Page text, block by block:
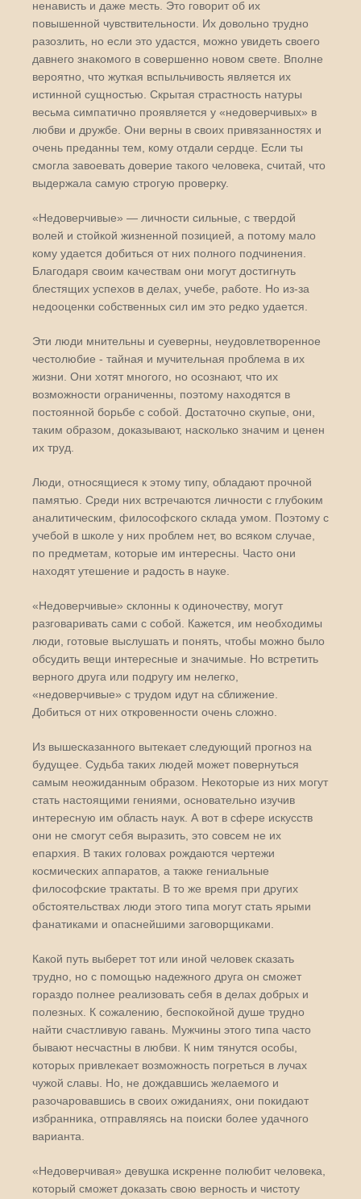
ненависть и даже месть. Это говорит об их
повышенной чувствительности. Их довольно трудно
разозлить, но если это удастся, можно увидеть своего
давнего знакомого в совершенно новом свете. Вполне
вероятно, что жуткая вспыльчивость является их
истинной сущностью. Скрытая страстность натуры
весьма симпатично проявляется у «недоверчивых» в
любви и дружбе. Они верны в своих привязанностях и
очень преданны тем, кому отдали сердце. Если ты
смогла завоевать доверие такого человека, считай, что
выдержала самую строгую проверку.
«Недоверчивые» — личности сильные, с твердой
волей и стойкой жизненной позицией, а потому мало
кому удается добиться от них полного подчинения.
Благодаря своим качествам они могут достигнуть
блестящих успехов в делах, учебе, работе. Но из-за
недооценки собственных сил им это редко удается.
Эти люди мнительны и суеверны, неудовлетворенное
честолюбие - тайная и мучительная проблема в их
жизни. Они хотят многого, но осознают, что их
возможности ограниченны, поэтому находятся в
постоянной борьбе с собой. Достаточно скупые, они,
таким образом, доказывают, насколько значим и ценен
их труд.
Люди, относящиеся к этому типу, обладают прочной
памятью. Среди них встречаются личности с глубоким
аналитическим, философского склада умом. Поэтому с
учебой в школе у них проблем нет, во всяком случае,
по предметам, которые им интересны. Часто они
находят утешение и радость в науке.
«Недоверчивые» склонны к одиночеству, могут
разговаривать сами с собой. Кажется, им необходимы
люди, готовые выслушать и понять, чтобы можно было
обсудить вещи интересные и значимые. Но встретить
верного друга или подругу им нелегко,
«недоверчивые» с трудом идут на сближение.
Добиться от них откровенности очень сложно.
Из вышесказанного вытекает следующий прогноз на
будущее. Судьба таких людей может повернуться
самым неожиданным образом. Некоторые из них могут
стать настоящими гениями, основательно изучив
интересную им область наук. А вот в сфере искусств
они не смогут себя выразить, это совсем не их
епархия. В таких головах рождаются чертежи
космических аппаратов, а также гениальные
философские трактаты. В то же время при других
обстоятельствах люди этого типа могут стать ярыми
фанатиками и опаснейшими заговорщиками.
Какой путь выберет тот или иной человек сказать
трудно, но с помощью надежного друга он сможет
гораздо полнее реализовать себя в делах добрых и
полезных. К сожалению, беспокойной душе трудно
найти счастливую гавань. Мужчины этого типа часто
бывают несчастны в любви. К ним тянутся особы,
которых привлекает возможность погреться в лучах
чужой славы. Но, не дождавшись желаемого и
разочаровавшись в своих ожиданиях, они покидают
избранника, отправляясь на поиски более удачного
варианта.
«Недоверчивая» девушка искренне полюбит человека,
который сможет доказать свою верность и чистоту